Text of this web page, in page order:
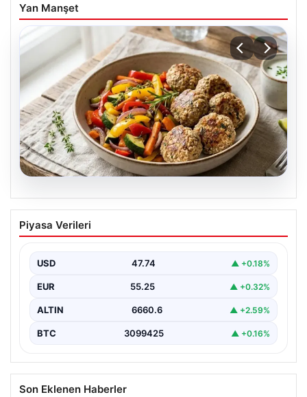
Yan Manşet
07.08.2026
Klasik lezzete fit dokunuş: Yulaf kepekli
yağsız anne köftesi ve sebze sotesi
{"title": "Klasik Lezzete Fit Dokunuş: Yulaf Kepekli
Piyasa Verileri
USD 47.74 ▲ +0.18%
EUR 55.25 ▲ +0.32%
ALTIN 6660.6 ▲ +2.59%
BTC 3099425 ▲ +0.16%
Son Eklenen Haberler